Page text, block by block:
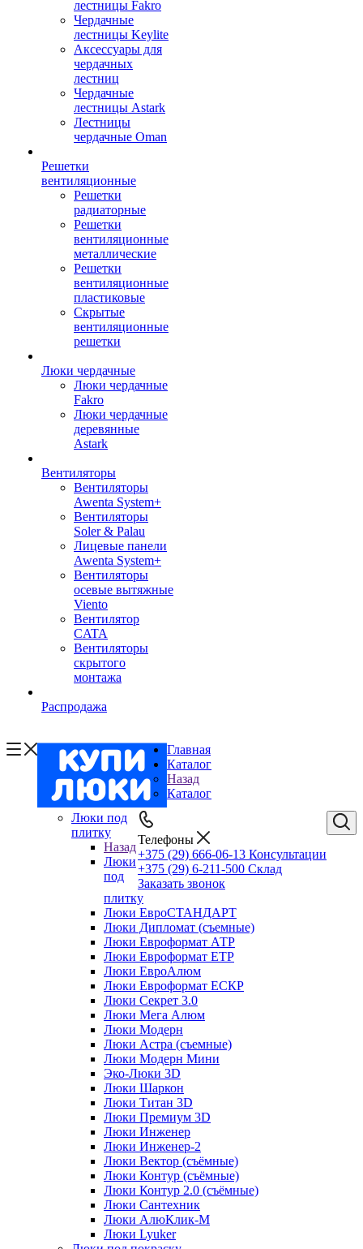
лестницы Fakro
Чердачные
лестницы Keylite
Аксессуары для
чердачных
лестниц
Чердачные
лестницы Astark
Лестницы
чердачные Oman
Решетки
вентиляционные
Решетки
радиаторные
Решетки
вентиляционные
металлические
Решетки
вентиляционные
пластиковые
Скрытые
вентиляционные
решетки
Люки чердачные
Люки чердачные
Fakro
Люки чердачные
деревянные
Astark
Вентиляторы
Вентиляторы
Awenta System+
Вентиляторы
Soler & Palau
Лицевые панели
Awenta System+
Вентиляторы
осевые вытяжные
Viento
Вентилятор
CATA
Вентиляторы
скрытого
монтажа
Распродажа
Телефоны
+375 (29) 666-06-13 Консультации
+375 (29) 6-211-500 Склад
Заказать звонок
Главная
Каталог
Назад
Каталог
Люки под
плитку
Назад
Люки
под
плитку
Люки ЕвроСТАНДАРТ
Люки Дипломат (съемные)
Люки Евроформат АТР
Люки Евроформат ЕТР
Люки ЕвроАлюм
Люки Евроформат ЕСКР
Люки Секрет 3.0
Люки Мега Алюм
Люки Модерн
Люки Астра (съемные)
Люки Модерн Мини
Эко-Люки 3D
Люки Шаркон
Люки Титан 3D
Люки Премиум 3D
Люки Инженер
Люки Инженер-2
Люки Вектор (съёмные)
Люки Контур (съёмные)
Люки Контур 2.0 (съёмные)
Люки Сантехник
Люки АлюКлик-М
Люки Lyuker